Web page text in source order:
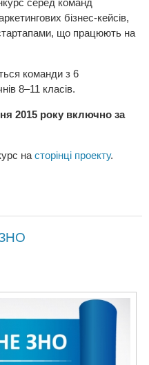
серед команд
бiзнес-кейсiв,
що працюють на
команди з 6
8–11 класів.
2015 року включно за
на сторінці проекту.